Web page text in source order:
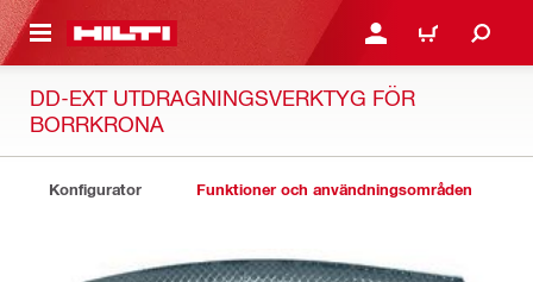
GÅ TILL HUVUDSIDAN LOGGA IN ELLER
VARUKORG
DD-EXT UTDRAGNINGSVERKTYG FÖR
BORRKRONA
Konfigurator Funktioner och användningsområden